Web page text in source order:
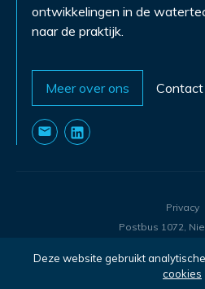
Deze website gebruikt
cookies
ontwikkelingen in de
naar de praktijk.
Meer over ons Contact
Postbus 1072,
Privacy